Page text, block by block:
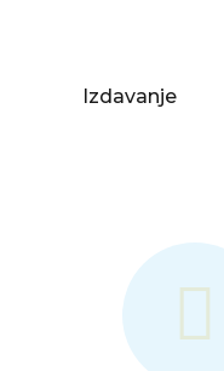
Izdavanje
Izdavanje